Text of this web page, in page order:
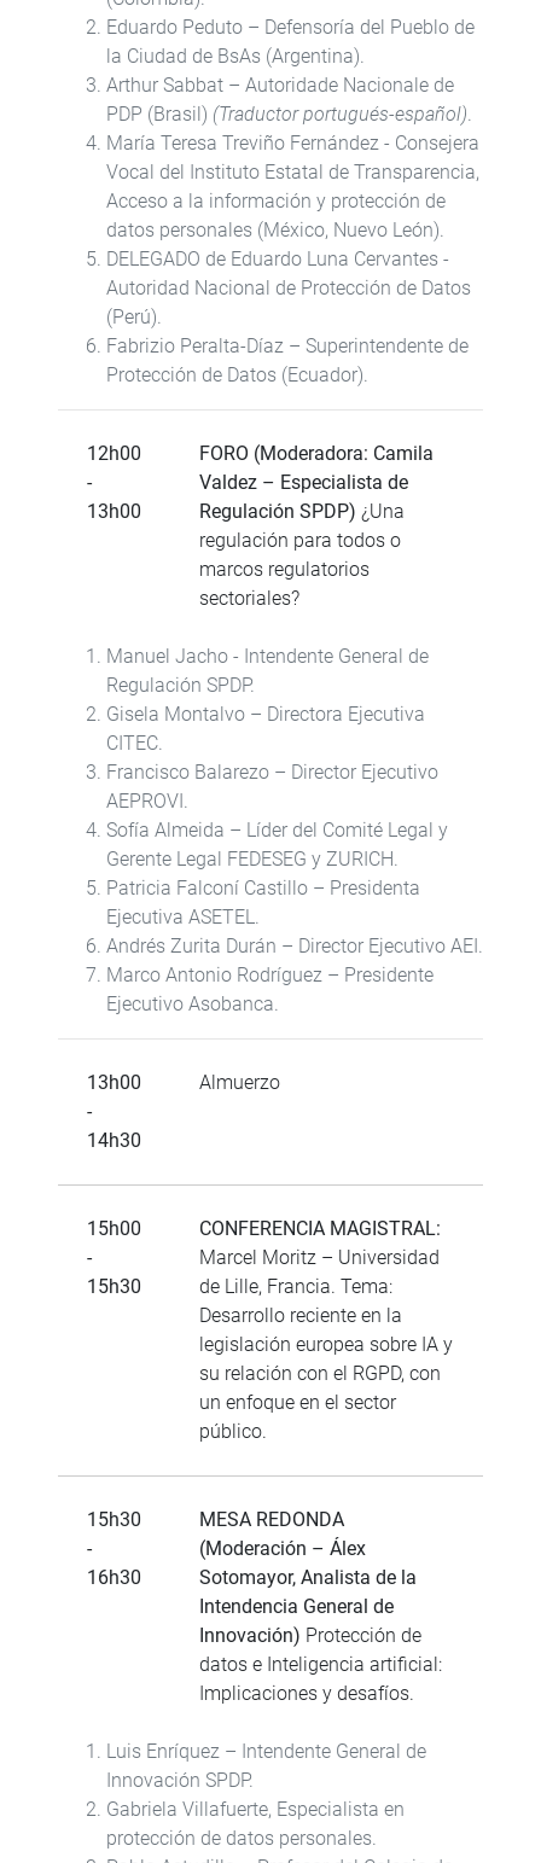
Eduardo Peduto – Defensoría del Pueblo de
la Ciudad de BsAs (Argentina).
Arthur Sabbat – Autoridade Nacionale de
PDP (Brasil) (Traductor portugués-español)
María Teresa Treviño Fernández - Consejera
Vocal del Instituto Estatal de Transparencia,
Acceso a la información y protección de
datos personales (México, Nuevo León).
DELEGADO de Eduardo Luna Cervantes -
Autoridad Nacional de Protección de Datos
(Perú).
Fabrizio Peralta-Díaz – Superintendente de
Protección de Datos (Ecuador).
12h00
-
13h00
FORO (Moderadora: Camila
Valdez – Especialista de
Regulación SPDP) ¿Una
regulación para todos o
marcos regulatorios
sectoriales?
Manuel Jacho - Intendente General de
Regulación SPDP.
Gisela Montalvo – Directora Ejecutiva
CITEC.
Francisco Balarezo – Director Ejecutivo
AEPROVI.
Sofía Almeida – Líder del Comité Legal y
Gerente Legal FEDESEG y ZURICH.
Patricia Falconí Castillo – Presidenta
Ejecutiva ASETEL.
Andrés Zurita Durán – Director Ejecutivo AEI.
Marco Antonio Rodríguez – Presidente
Ejecutivo Asobanca.
13h00
-
14h30
Almuerzo
15h00
-
15h30
CONFERENCIA MAGISTRAL:
Marcel Moritz – Universidad
de Lille, Francia. Tema:
Desarrollo reciente en la
legislación europea sobre IA y
su relación con el RGPD, con
un enfoque en el sector
público.
15h30
-
16h30
MESA REDONDA
(Moderación – Álex
Sotomayor, Analista de la
Intendencia General de
Innovación) Protección de
datos e Inteligencia artificial:
Implicaciones y desafíos.
Luis Enríquez – Intendente General de
Innovación SPDP.
Gabriela Villafuerte, Especialista en
protección de datos personales.